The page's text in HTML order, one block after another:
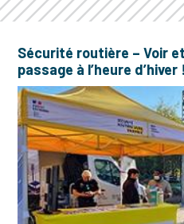
Sécurité routière – Voir
passage à l’heure d’hiver !